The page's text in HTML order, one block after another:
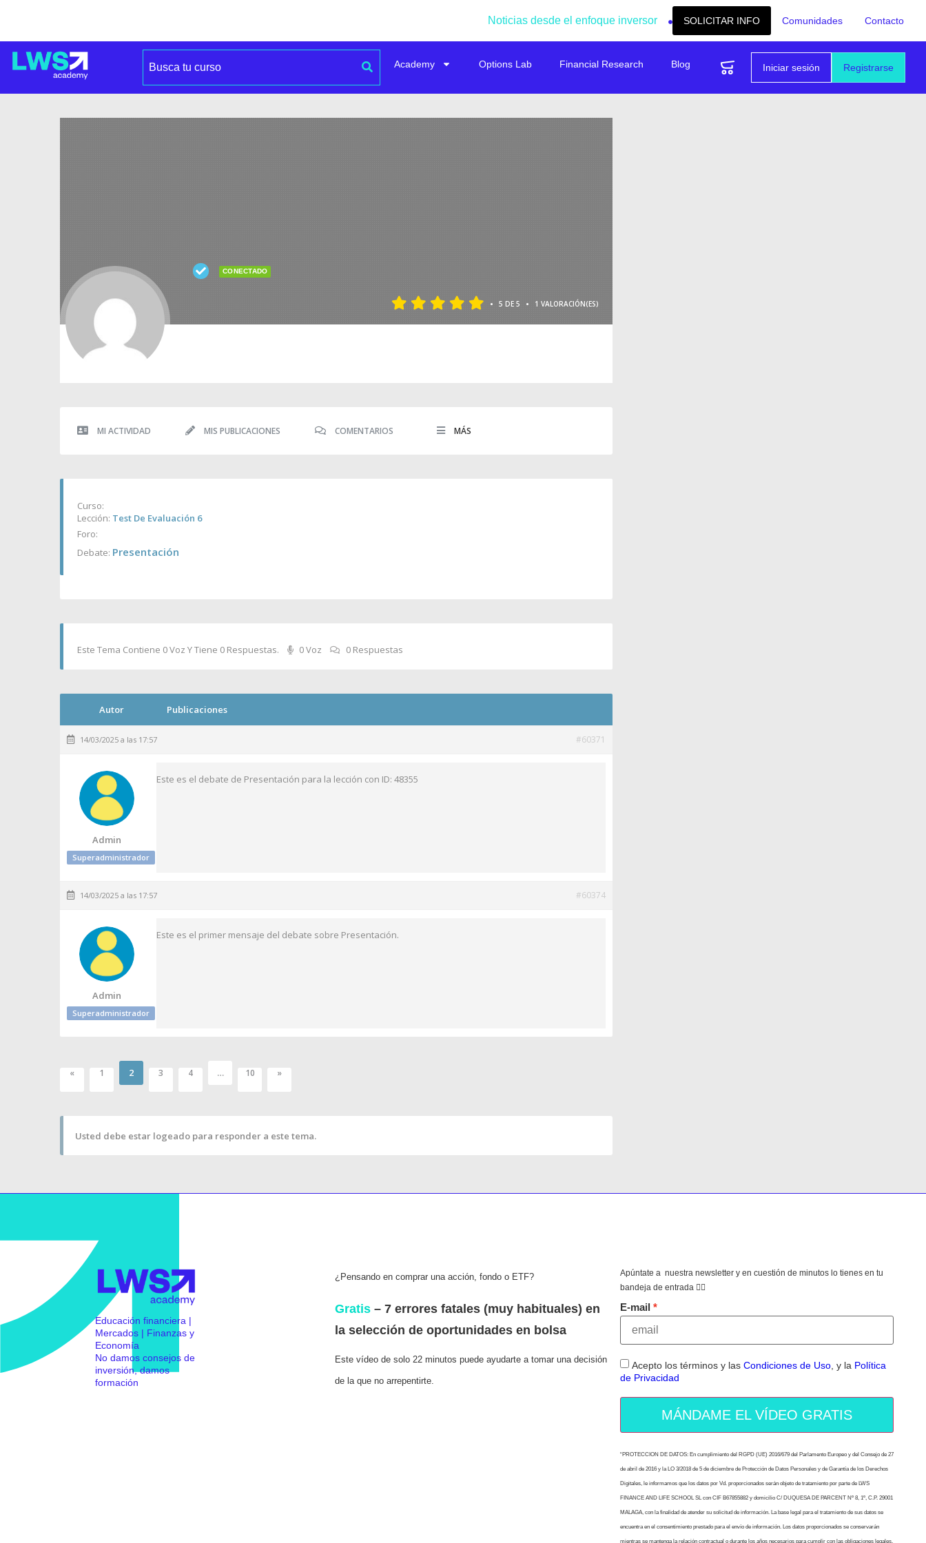
Noticias desde el enfoque inversor SOLICITAR INFO Comunidades Contacto
Registrarse
Iniciar sesión
Academy Options Lab Financial Research Blog
CONECTADO
• 5 DE 5 • 1 VALORACIÓN(ES)
MI ACTIVIDAD MIS PUBLICACIONES COMENTARIOS MÁS
Curso:
Lección: Test De Evaluación 6
Foro:
Debate: Presentación
Este Tema Contiene 0 Voz Y Tiene 0 Respuestas. 0 Voz 0 Respuestas
Autor Publicaciones
14/03/2025 a las 17:57 #60371
Admin
Superadministrador
Este es el debate de Presentación para la lección con ID: 48355
14/03/2025 a las 17:57 #60374
Admin
Superadministrador
Este es el primer mensaje del debate sobre Presentación.
« 1 2 3 4 … 10 »
Usted debe estar logeado para responder a este tema.
Educación financiera |
Mercados | Finanzas y
Economía
No damos consejos de
inversión, damos
formación
¿Pensando en comprar una acción, fondo o ETF?
Gratis– 7 errores fatales (muy habituales) en
la selección de oportunidades en bolsa
Este vídeo de solo 22 minutos puede ayudarte a tomar una decisión
de la que no arrepentirte.
Apúntate a nuestra newsletter y en cuestión de minutos lo tienes en tu
bandeja de entrada 👇🏻
E-mail
Acepto los términos y las Condiciones de Uso, y la Política
de Privacidad
MÁNDAME EL VÍDEO GRATIS
“PROTECCION DE DATOS: En cumplimiento del RGPD (UE) 2016/679 del Parlamento Europeo y del Consejo de 27
de abril de 2016 y la LO 3/2018 de 5 de diciembre de Protección de Datos Personales y de Garantía de los Derechos
Digitales, le informamos que los datos por Vd. proporcionados serán objeto de tratamiento por parte de LWS
FINANCE AND LIFE SCHOOL SL con CIF B67855882 y domicilio C/ DUQUESA DE PARCENT Nº 8, 1º, C.P. 29001
MALAGA, con la finalidad de atender su solicitud de información. La base legal para el tratamiento de sus datos se
encuentra en el consentimiento prestado para el envío de información. Los datos proporcionados se conservarán
mientras se mantenga la relación contractual o durante los años necesarios para cumplir con las obligaciones legales.